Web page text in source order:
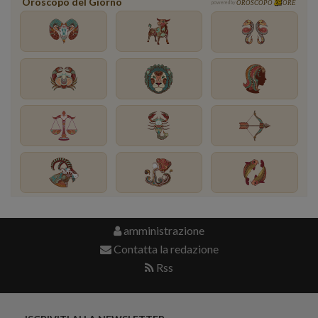
powered by OROSCOPO ORE
amministrazione
Contatta la redazione
Rss